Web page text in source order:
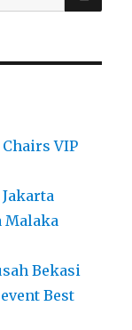
VIP
Malaka
Bekasi
Best